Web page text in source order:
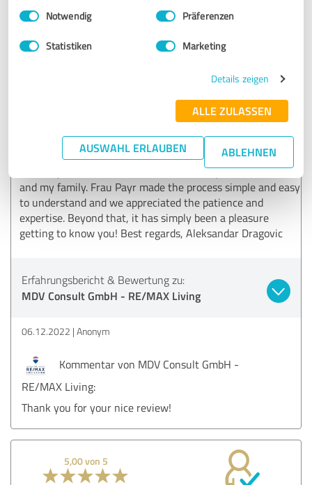
Impressum Datenschutzbestimmungen
Einwilligungsauswahl
Notwendig Präferenzen
Statistiken Marketing
Details zeigen
ALLE ZULASSEN
AUSWAHL ERLAUBEN ABLEHNEN
28.02.2023 Johannes S.
Empfehlung
Renting a home in Munich is no easy task but thanks to
Frau Payr and REMAX it was a smooth experience for me
and my family. Frau Payr made the process simple and easy
to understand and we appreciated the patience and
expertise. Beyond that, it has simply been a pleasure
getting to know you! Best regards, Aleksandar Dragovic
Erfahrungsbericht & Bewertung zu:
MDV Consult GmbH - RE/MAX Living
06.12.2022 Anonym
Kommentar von MDV Consult GmbH -
RE/MAX Living:
Thank you for your nice review!
5,00 von 5